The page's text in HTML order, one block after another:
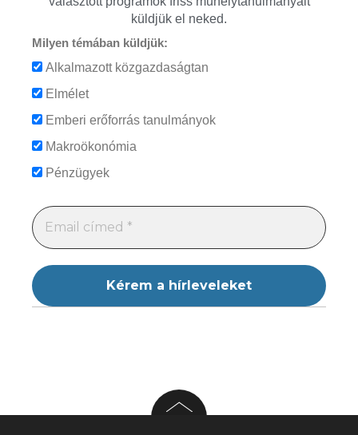
küldjük el neked.
Milyen témában küldjük:
Alkalmazott közgazdaságtan
Elmélet
Emberi erőforrás tanulmányok
Makroökonómia
Pénzügyek